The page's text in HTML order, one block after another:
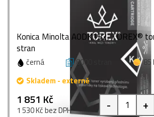
Konica Minolta A0DK152, TOREX®
stran
černá 8000 stran
85
Skladem - externě
1 851 Kč
1 530 Kč bez DPH - +